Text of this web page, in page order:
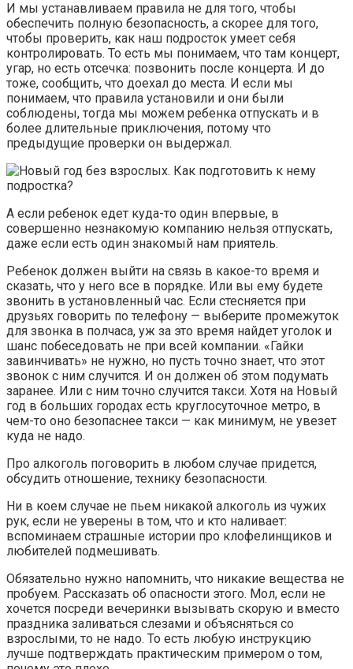
И мы устанавливаем правила не для того, чтобы
обеспечить полную безопасность, а скорее для того,
чтобы проверить, как наш подросток умеет себя
контролировать. То есть мы понимаем, что там концерт,
угар, но есть отсечка: позвонить после концерта. И до
тоже, сообщить, что доехал до места. И если мы
понимаем, что правила установили и они были
соблюдены, тогда мы можем ребенка отпускать и в
более длительные приключения, потому что
предыдущие проверки он выдержал.
А если ребенок едет куда-то один впервые, в
совершенно незнакомую компанию нельзя отпускать,
даже если есть один знакомый нам приятель.
Ребенок должен выйти на связь в какое-то время и
сказать, что у него все в порядке. Или вы ему будете
звонить в установленный час. Если стесняется при
друзьях говорить по телефону — выберите промежуток
для звонка в полчаса, уж за это время найдет уголок и
шанс побеседовать не при всей компании. «Гайки
завинчивать» не нужно, но пусть точно знает, что этот
звонок с ним случится. И он должен об этом подумать
заранее. Или с ним точно случится такси. Хотя на Новый
год в больших городах есть круглосуточное метро, в
чем-то оно безопаснее такси — как минимум, не увезет
куда не надо.
Про алкоголь поговорить в любом случае придется,
обсудить отношение, технику безопасности.
Ни в коем случае не пьем никакой алкоголь из чужих
рук, если не уверены в том, что и кто наливает:
вспоминаем страшные истории про клофелинщиков и
любителей подмешивать.
Обязательно нужно напомнить, что никакие вещества не
пробуем. Рассказать об опасности этого. Мол, если не
хочется посреди вечеринки вызывать скорую и вместо
праздника заливаться слезами и объясняться со
взрослыми, то не надо. То есть любую инструкцию
лучше подтверждать практическим примером о том,